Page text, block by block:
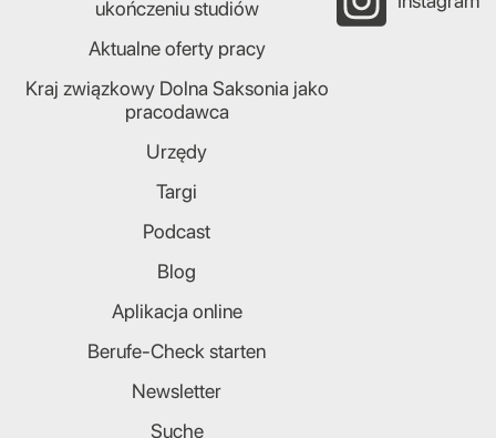
ukończeniu studiów
Aktualne oferty pracy
Kraj związkowy Dolna Saksonia jako
pracodawca
Urzędy
Targi
Podcast
Blog
Aplikacja online
Berufe-Check starten
Newsletter
Suche